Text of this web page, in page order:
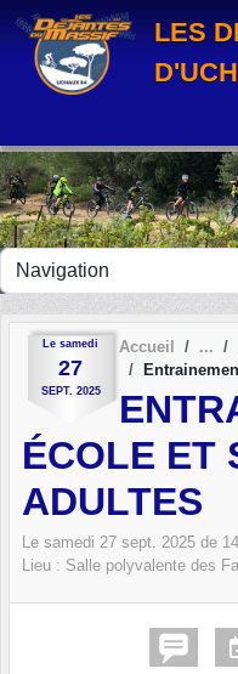
LES
Le samedi
27
SEPT. 2025
Accueil
ÉCOLE ET
ADULTES
Le samedi 27 sept. 2025 de
Lieu : Salle polyvalente des
Panneau de gestion des